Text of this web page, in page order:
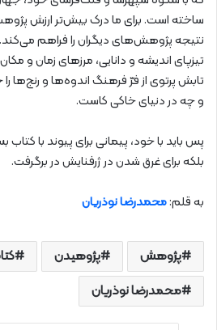
ساخته است. برای ما درک بیش‌تر ارزش
نتیجه پژوهش‌های دیگران را فراهم می‌کند.
تیزپای اندیشه و دانایی، مرزهای زمان و مکان
تابش پرتوی از فرّ فرهنگ اندوه‌ها و
و چه در دنیای خاکی کاست.
پس باید با خود، پیمانی برای پیوند با
بلکه برای غرق شدن در ژرفنایش در برگرفت.
به قلم:محمدرضا نوذریان
پژوهش پژوهیدن
محمدرضا نوذریان